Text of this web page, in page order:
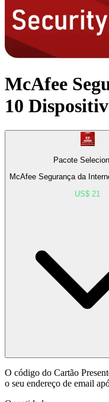
McAfee
10
Pacote
McAfee Segurança da
US$ 21
O código do Cartão
o seu endereço de email